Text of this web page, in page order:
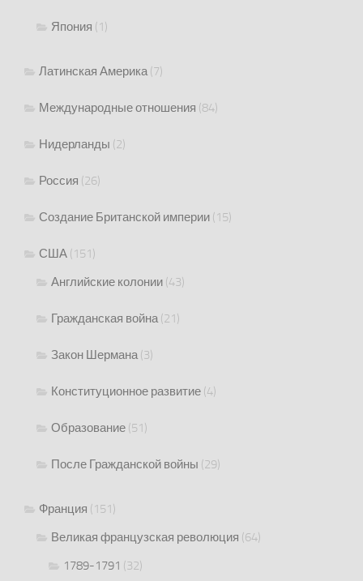
Япония (1)
Латинская Америка(7)
Международные отношения (84)
Нидерланды (2)
Россия (26)
Создание Британской империи (15)
США (151)
Английские колонии (43)
Гражданская война(21)
Закон Шермана(3)
Конституционное развитие (4)
Образование (51)
После Гражданской войны (29)
Франция (151)
Великая французская революция (64)
1789-1791 (32)